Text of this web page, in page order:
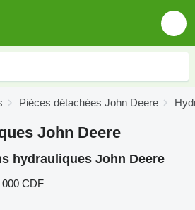
Pièces détachées John Deere
John Deere
hydrauliques John Deere
000 CDF